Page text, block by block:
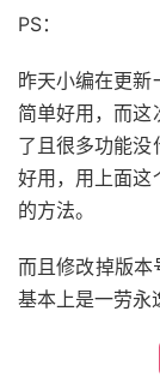
PS：
昨天小编在更
简单好用，而这
了且很多功能没
好用，用上面这
的方法。
而且修改掉版
基本上是一劳永